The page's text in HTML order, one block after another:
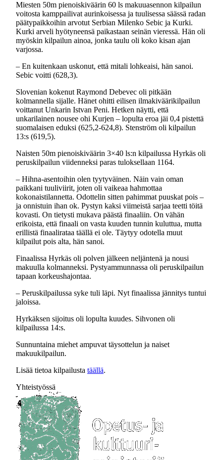
Miesten 50m pienoiskiväärin 60 ls makuuasennon kilpailun
voitosta kamppailivat aurinkoisessa ja tuulisessa säässä radan
päätypaikkoihin arvotut Serbian Milenko Sebic ja Kurki.
Kurki arveli hyötyneensä paikastaan seinän vieressä. Hän oli
myöskin kilpailun ainoa, jonka taulu oli koko kisan ajan
varjossa.
– En kuitenkaan uskonut, että mitali lohkeaisi, hän sanoi.
Sebic voitti (628,3).
Slovenian kokenut Raymond Debevec oli pitkään
kolmannella sijalle. Hänet ohitti eilisen ilmakiväärikilpailun
voittanut Unkarin Istvan Peni. Hetken näytti, että
unkarilainen nousee ohi Kurjen – lopulta eroa jäi 0,4 pistettä
suomalaisen eduksi (625,2-624,8). Stenström oli kilpailun
13:s (619,5).
Naisten 50m pienoiskiväärin 3×40 ls:n kilpailussa Hyrkäs oli
peruskilpailun viidenneksi paras tuloksellaan 1164.
– Hihna-asentoihin olen tyytyväinen. Näin vain oman
paikkani tuuliviirit, joten oli vaikeaa hahmottaa
kokonaistilannetta. Odottelin sitten pahimmat puuskat pois –
ja onnistuin ihan ok. Pystyn kaksi viimeistä sarjaa teetti töitä
kovasti. On tietysti mukava päästä finaaliin. On vähän
erikoista, että finaali on vasta kuuden tunnin kuluttua, mutta
erillistä finaalirataa täällä ei ole. Täytyy odotella muut
kilpailut pois alta, hän sanoi.
Finaalissa Hyrkäs oli polven jälkeen neljäntenä ja nousi
makuulla kolmanneksi. Pystyammunnassa oli peruskilpailun
tapaan korkeushajontaa.
– Peruskilpailussa syke tuli läpi. Nyt finaalissa jännitys tuntui
jaloissa.
Hyrkäksen sijoitus oli lopulta kuudes. Sihvonen oli
kilpailussa 14:s.
Sunnuntaina miehet ampuvat täysottelun ja naiset
makuukilpailun.
Lisää tietoa kilpailusta täällä.
Yhteistyössä